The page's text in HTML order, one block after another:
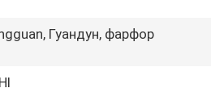
Гуандун, фарфор